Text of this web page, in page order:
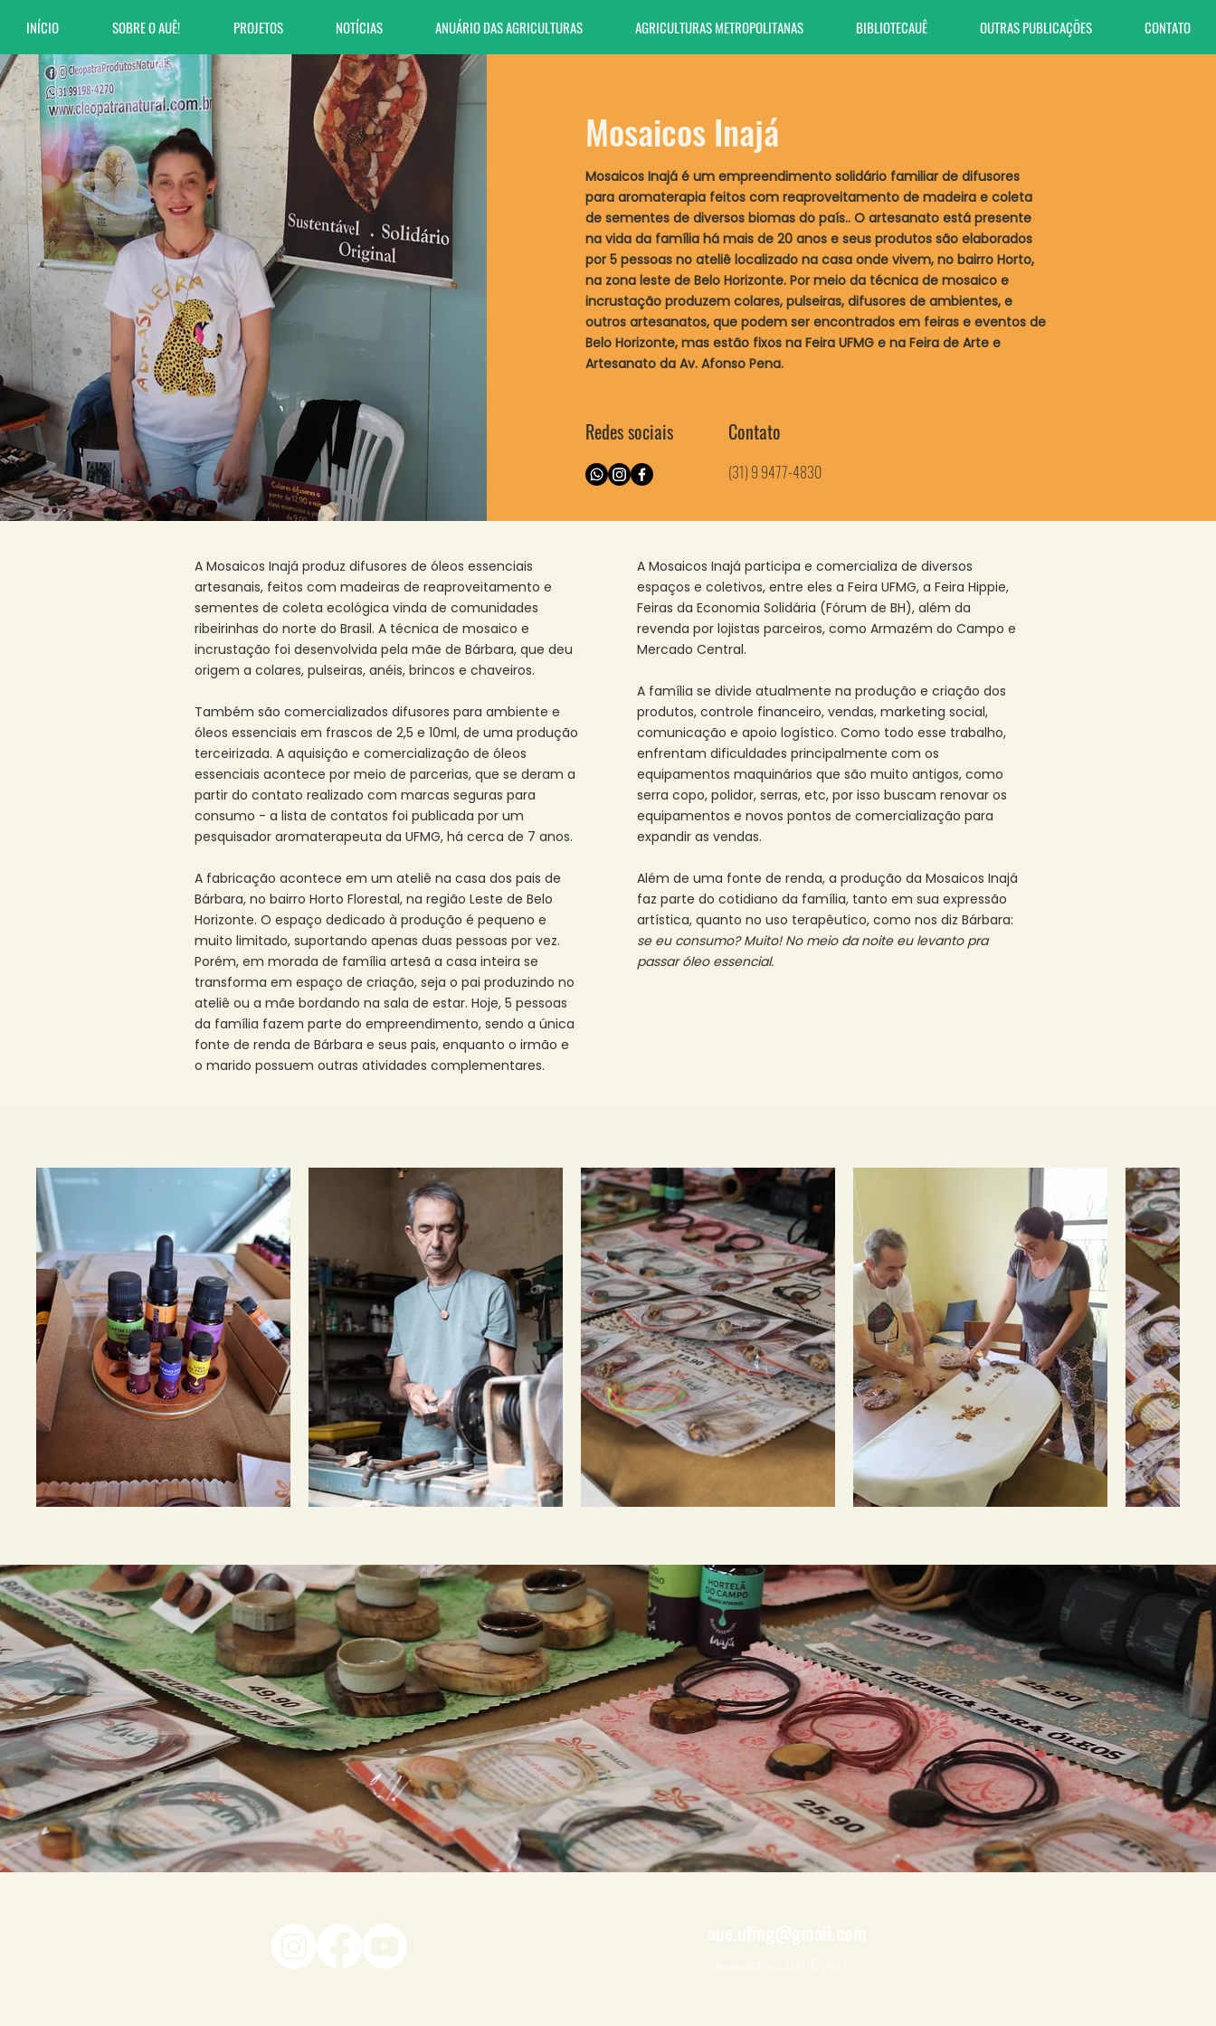
INÍCIO SOBRE O AUÊ! PROJETOS NOTÍCIAS ANUÁRIO DAS AGRICULTURAS AGRICULTURAS METROPOLITANAS BIBLIOTECAUÊ OUTRAS PUBLICAÇÕES CONTATO
Mosaicos Inajá
Mosaicos Inajá é um empreendimento solidário familiar de difusores
para aromaterapia feitos com reaproveitamento de madeira e coleta
de sementes de diversos biomas do país.. O artesanato está presente
na vida da família há mais de 20 anos e seus produtos são elaborados
por 5 pessoas no ateliê localizado na casa onde vivem, no bairro Horto,
na zona leste de Belo Horizonte. Por meio da técnica de mosaico e
incrustação produzem colares, pulseiras, difusores de ambientes, e
outros artesanatos, que podem ser encontrados em feiras e eventos de
Belo Horizonte, mas estão fixos na Feira UFMG e na Feira de Arte e
Artesanato da Av. Afonso Pena.
Contato
Redes sociais
(31) 9 9477-4830
A Mosaicos Inajá produz difusores de óleos essenciais
artesanais, feitos com madeiras de reaproveitamento e
sementes de coleta ecológica vinda de comunidades
ribeirinhas do norte do Brasil. A técnica de mosaico e
incrustação foi desenvolvida pela mãe de Bárbara, que deu
origem a colares, pulseiras, anéis, brincos e chaveiros.
Também são comercializados difusores para ambiente e
óleos essenciais em frascos de 2,5 e 10ml, de uma produção
terceirizada. A aquisição e comercialização de óleos
essenciais acontece por meio de parcerias, que se deram a
partir do contato realizado com marcas seguras para
consumo - a lista de contatos foi publicada por um
pesquisador aromaterapeuta da UFMG, há cerca de 7 anos.
A fabricação acontece em um ateliê na casa dos pais de
Bárbara, no bairro Horto Florestal, na região Leste de Belo
Horizonte. O espaço dedicado à produção é pequeno e
muito limitado, suportando apenas duas pessoas por vez.
Porém, em morada de família artesã a casa inteira se
transforma em espaço de criação, seja o pai produzindo no
ateliê ou a mãe bordando na sala de estar. Hoje, 5 pessoas
da família fazem parte do empreendimento, sendo a única
fonte de renda de Bárbara e seus pais, enquanto o irmão e
o marido possuem outras atividades complementares.
A Mosaicos Inajá participa e comercializa de diversos
espaços e coletivos, entre eles a Feira UFMG, a Feira Hippie,
Feiras da Economia Solidária (Fórum de BH), além da
revenda por lojistas parceiros, como Armazém do Campo e
Mercado Central.
A família se divide atualmente na produção e criação dos
produtos, controle financeiro, vendas, marketing social,
comunicação e apoio logístico. Como todo esse trabalho,
enfrentam dificuldades principalmente com os
equipamentos maquinários que são muito antigos, como
serra copo, polidor, serras, etc, por isso buscam renovar os
equipamentos e novos pontos de comercialização para
expandir as vendas.
Além de uma fonte de renda, a produção da Mosaicos Inajá
faz parte do cotidiano da família, tanto em sua expressão
artística, quanto no uso terapêutico, como nos diz Bárbara:
se eu consumo? Muito! No meio da noite eu levanto pra
passar óleo essencial.